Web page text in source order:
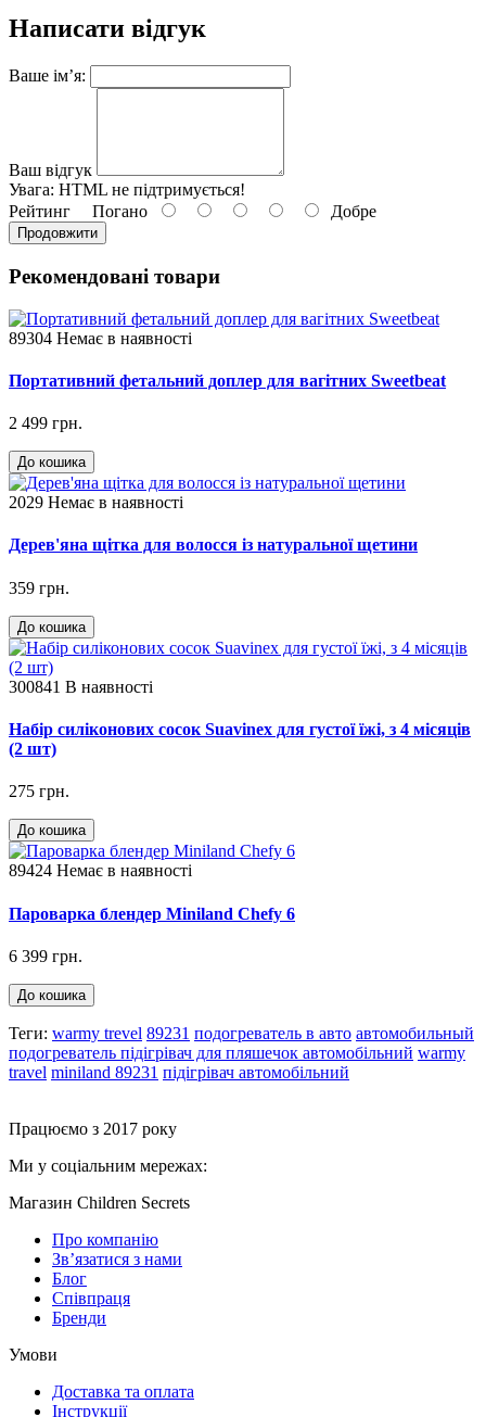
Написати відгук
Ваше ім’я:
Ваш відгук
Увага: HTML не підтримується!
Рейтинг Погано Добре
Продовжити
Рекомендовані товари
89304 Немає в наявності
Портативний фетальний доплер для вагітних Sweetbeat
2 499 грн.
До кошика
2029 Немає в наявності
Дерев'яна щітка для волосся із натуральної щетини
359 грн.
До кошика
300841 В наявності
Набір силіконових сосок Suavinex для густої їжі, з 4 місяців
(2 шт)
275 грн.
До кошика
89424 Немає в наявності
Пароварка блендер Miniland Chefy 6
6 399 грн.
До кошика
Теги: warmy trevel 89231 подогреватель в авто автомобильный
подогреватель підігрівач для пляшечок автомобільний warmy
travel miniland 89231 підігрівач автомобільний
Працюємо з 2017 року
Ми у соціальним мережах:
Магазин Children Secrets
Про компанію
Зв’язатися з нами
Блог
Співпраця
Бренди
Умови
Доставка та оплата
Інструкції